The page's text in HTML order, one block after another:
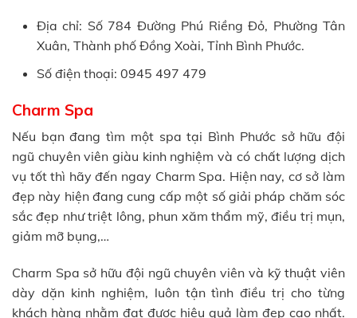
Địa chỉ: Số 784 Đường Phú Riềng Đỏ, Phường Tân
Xuân, Thành phố Đồng Xoài, Tỉnh Bình Phước.
Số điện thoại: 0945 497 479
Charm Spa
Nếu bạn đang tìm một spa tại Bình Phước sở hữu đội
ngũ chuyên viên giàu kinh nghiệm và có chất lượng dịch
vụ tốt thì hãy đến ngay Charm Spa. Hiện nay, cơ sở làm
đẹp này hiện đang cung cấp một số giải pháp chăm sóc
sắc đẹp như triệt lông, phun xăm thẩm mỹ, điều trị mụn,
giảm mỡ bụng,…
Charm Spa sở hữu đội ngũ chuyên viên và kỹ thuật viên
dày dặn kinh nghiệm, luôn tận tình điều trị cho từng
khách hàng nhằm đạt được hiệu quả làm đẹp cao nhất.